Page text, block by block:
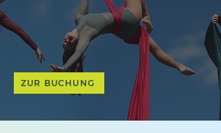
ZUR BUCHUNG